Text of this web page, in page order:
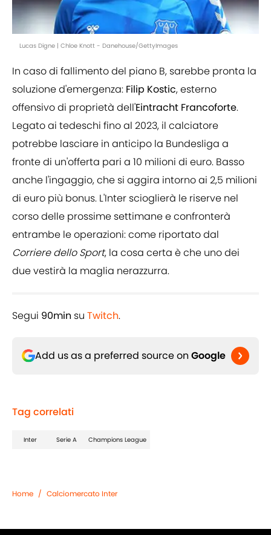
Lucas Digne | Chloe Knott - Danehouse/GettyImages
In caso di fallimento del piano B, sarebbe pronta la
soluzione d'emergenza: Filip Kostic, esterno
offensivo di proprietà dell'Eintracht Francoforte.
Legato ai tedeschi fino al 2023, il calciatore
potrebbe lasciare in anticipo la Bundesliga a
fronte di un'offerta pari a 10 milioni di euro. Basso
anche l'ingaggio, che si aggira intorno ai 2,5 milioni
di euro più bonus. L'Inter scioglierà le riserve nel
corso delle prossime settimane e confronterà
entrambe le operazioni: come riportato dal
Corriere dello Sport, la cosa certa è che uno dei
due vestirà la maglia nerazzurra.
Segui 90min su Twitch.
Add us as a preferred source on Google
Tag correlati
Inter Serie A Champions League
Home / Calciomercato Inter